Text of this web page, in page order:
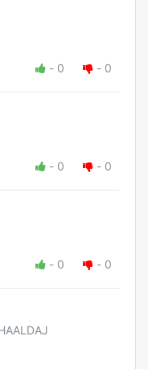
- 0 - 0
- 0 - 0
- 0 - 0